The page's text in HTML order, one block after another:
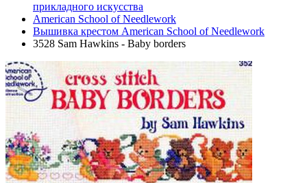
прикладного искусства
American School of Needlework
Вышивка крестом American School of Needlework
3528 Sam Hawkins - Baby borders